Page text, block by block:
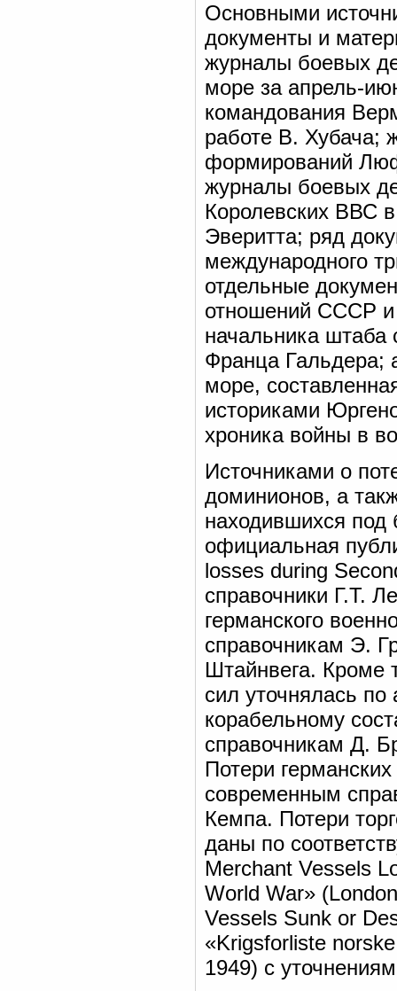
Основными
документы и
журналы боевых
море за апрель-
командования
работе В. Хубача;
формирований
журналы боевых
Королевских ВВС
Эверитта; ряд
международного
отдельные
отношений СССР и
начальника штаба
Франца Гальдера;
море,
историками
хроника войны в
Источниками о
доминионов, а
находившихся под
официальная
losses during
справочники Г.Т.
германского
справочникам Э.
Штайнвега. Кроме
сил уточнялась по
корабельному
справочникам Д.
Потери
современным
Кемпа. Потери
даны по
Merchant Vessels
World War»
Vessels Sunk or
«Krigsforliste
1949) с